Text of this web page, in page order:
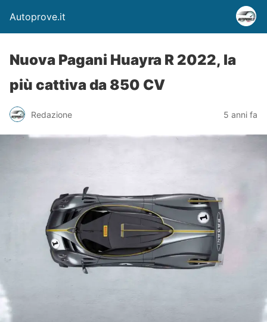
Autoprove.it
Nuova Pagani Huayra R 2022, la
più cattiva da 850 CV
Redazione 5 anni fa